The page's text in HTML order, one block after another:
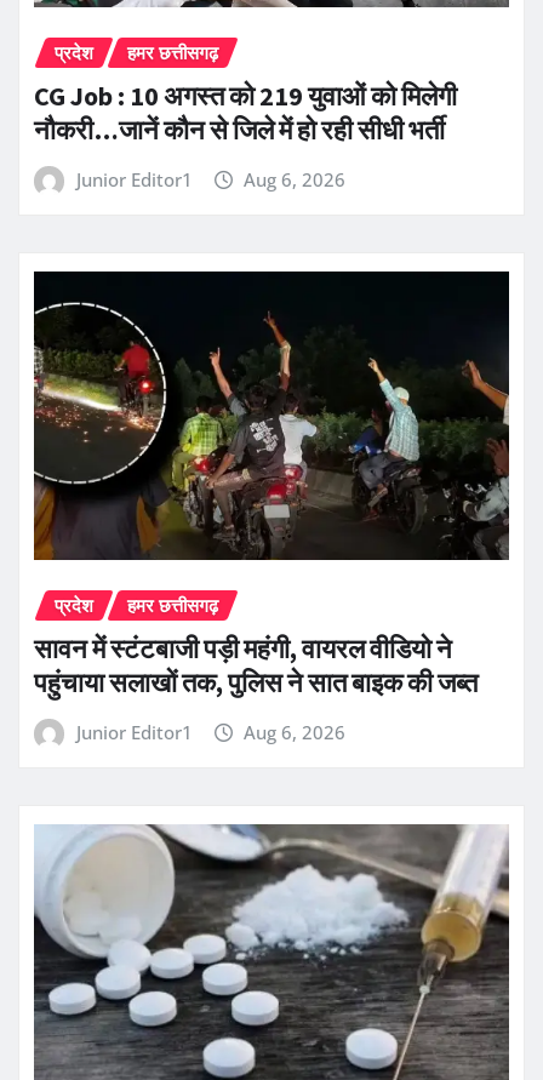
प्रदेश हमर छत्तीसगढ़
CG Job : 10 अगस्त को 219 युवाओं को मिलेगी
नौकरी…जानें कौन से जिले में हो रही सीधी भर्ती
Junior Editor1 Aug 6, 2026
प्रदेश हमर छत्तीसगढ़
सावन में स्टंटबाजी पड़ी महंगी, वायरल वीडियो ने
पहुंचाया सलाखों तक, पुलिस ने सात बाइक की जब्त
Junior Editor1 Aug 6, 2026